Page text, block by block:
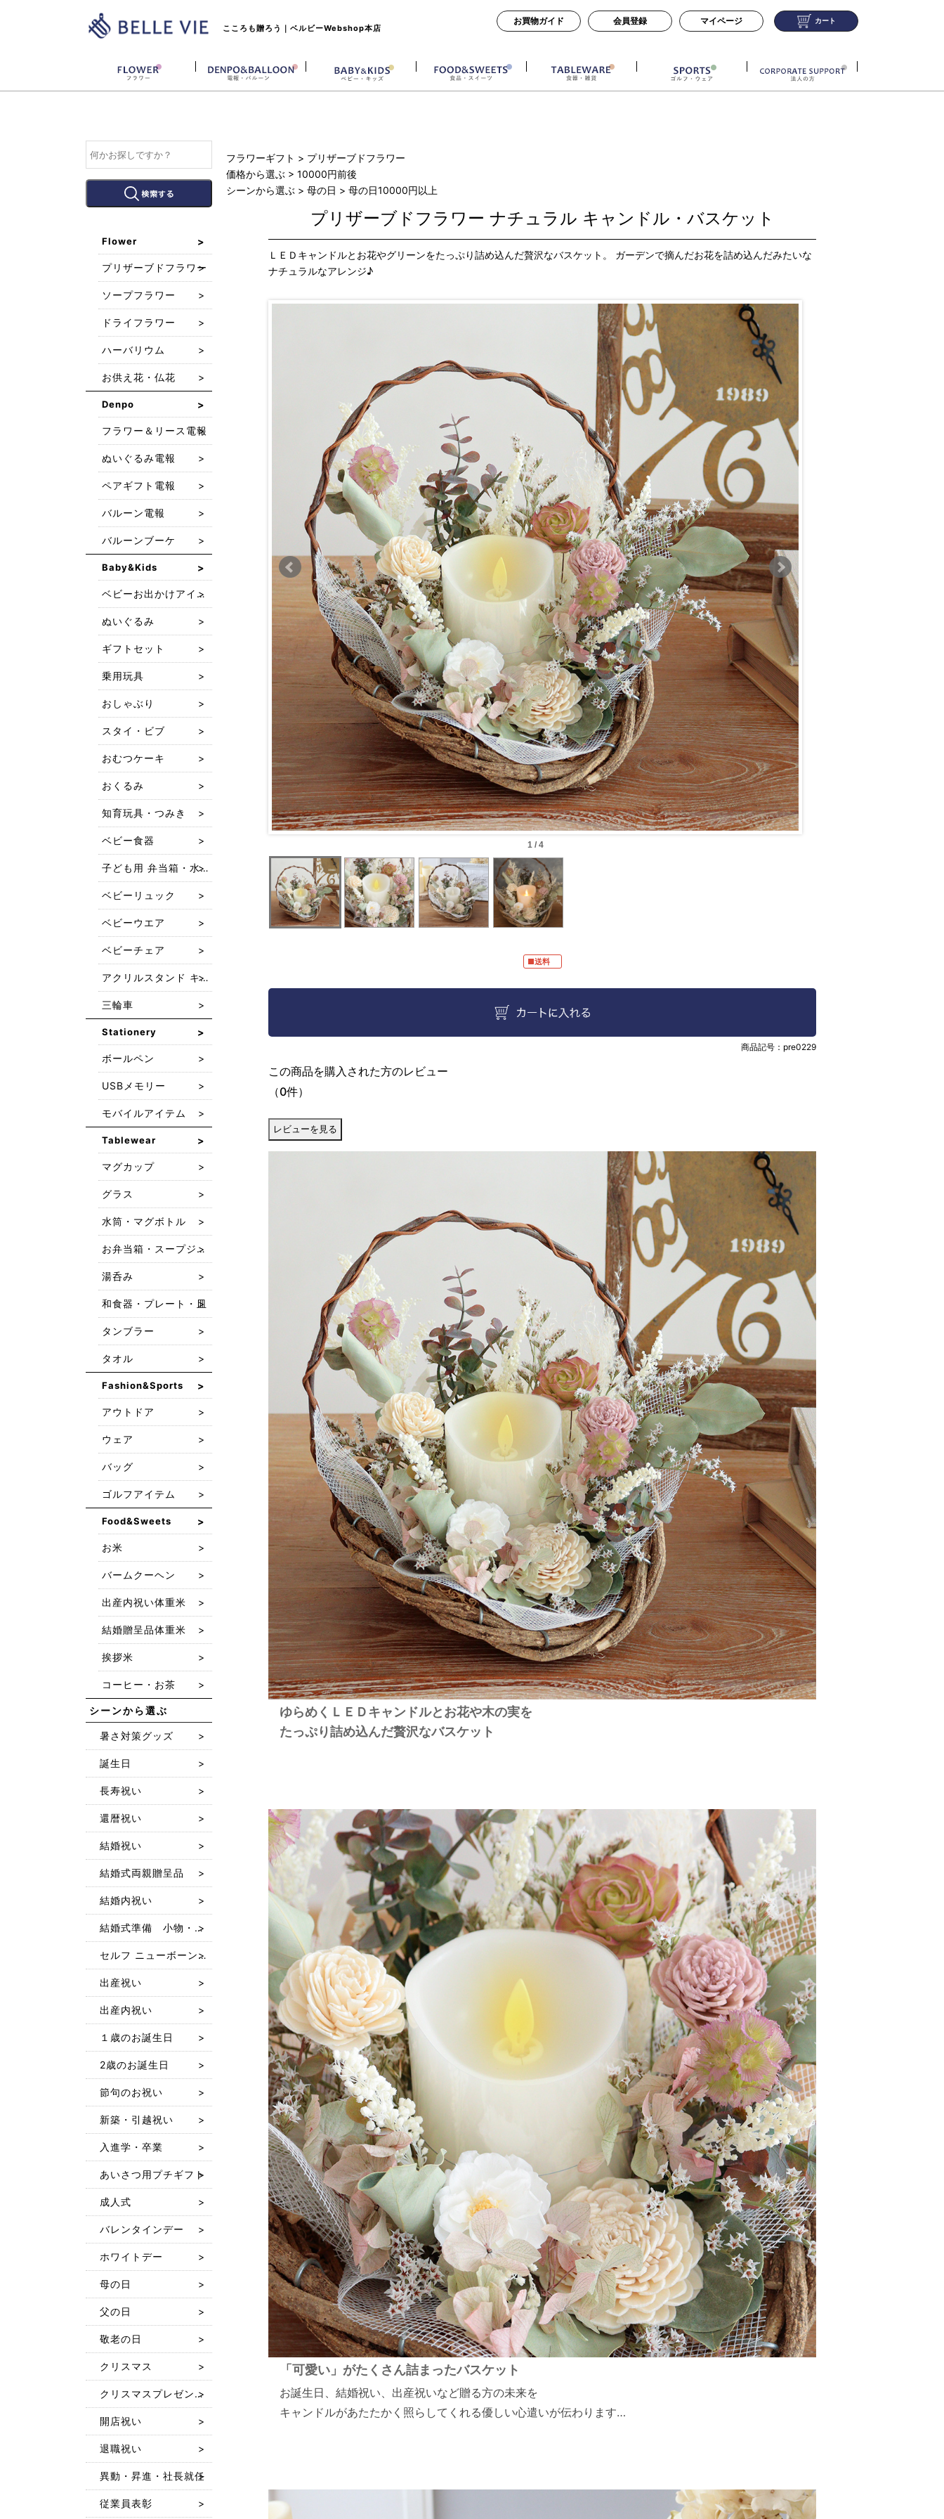
こころも贈ろう｜ベルビーWebshop本店
お買物ガイド 会員登録 マイページ カート
フラワーギフト > プリザーブドフラワー
価格から選ぶ > 10000円前後
シーンから選ぶ > 母の日 > 母の日10000円以上
プリザーブドフラワー ナチュラル キャンドル・バスケット
ＬＥＤキャンドルとお花やグリーンをたっぷり詰め込んだ贅沢なバスケット。 ガーデンで摘んだお花を詰め込んだみたいな
ナチュラルなアレンジ♪
1 / 4
■送料
開く
商品記号： pre0229
この商品を購入された方のレビュー
（0件）
ゆらめくＬＥＤキャンドルとお花や木の実を
たっぷり詰め込んだ贅沢なバスケット
「可愛い」がたくさん詰まったバスケット
お誕生日、結婚祝い、出産祝いなど贈る方の未来を
キャンドルがあたたかく照らしてくれる優しい心遣いが伝わります…
Flower
プリザーブドフラワー
ソープフラワー
ドライフラワー
ハーバリウム
お供え花・仏花
Denpo
フラワー＆リース電報
ぬいぐるみ電報
ペアギフト電報
バルーン電報
バルーンブーケ
Baby&Kids
ベビーお出かけアイテム
ぬいぐるみ
ギフトセット
乗用玩具
おしゃぶり
スタイ・ビブ
おむつケーキ
おくるみ
知育玩具・つみき
ベビー食器
子ども用 弁当箱・水筒
ベビーリュック
ベビーウエア
ベビーチェア
アクリルスタンド キーホルダー
三輪車
Stationery
ボールペン
USBメモリー
モバイルアイテム
Tablewear
マグカップ
グラス
水筒・マグボトル
お弁当箱・スープジャー
湯呑み
和食器・プレート・皿
タンブラー
タオル
Fashion&Sports
アウトドア
ウェア
バッグ
ゴルフアイテム
Food&Sweets
お米
バームクーヘン
出産内祝い体重米
結婚贈呈品体重米
挨拶米
コーヒー・お茶
シーンから選ぶ
暑さ対策グッズ
誕生日
長寿祝い
還暦祝い
結婚祝い
結婚式両親贈呈品
結婚内祝い
結婚式準備 小物・ギフト
セルフ ニューボーン フォト レンタル
出産祝い
出産内祝い
１歳のお誕生日
2歳のお誕生日
節句のお祝い
新築・引越祝い
入進学・卒業
あいさつ用プチギフト
成人式
バレンタインデー
ホワイトデー
母の日
父の日
敬老の日
クリスマス
クリスマスプレゼント 人気おもちゃ特集2025
開店祝い
退職祝い
異動・昇進・社長就任
従業員表彰